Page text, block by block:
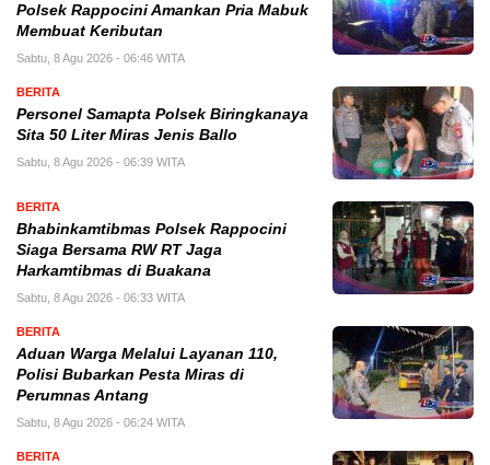
Polsek Rappocini Amankan Pria Mabuk
Membuat Keributan
Sabtu, 8 Agu 2026 - 06:46 WITA
BERITA
Personel Samapta Polsek Biringkanaya
Sita 50 Liter Miras Jenis Ballo
Sabtu, 8 Agu 2026 - 06:39 WITA
BERITA
Bhabinkamtibmas Polsek Rappocini
Siaga Bersama RW RT Jaga
Harkamtibmas di Buakana
Sabtu, 8 Agu 2026 - 06:33 WITA
BERITA
Aduan Warga Melalui Layanan 110,
Polisi Bubarkan Pesta Miras di
Perumnas Antang
Sabtu, 8 Agu 2026 - 06:24 WITA
BERITA